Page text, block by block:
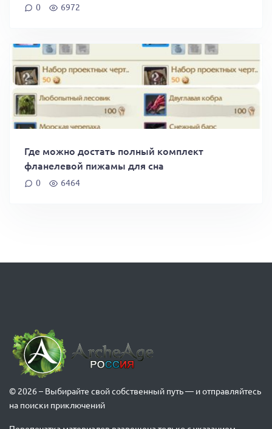
0 6972
Где можно достать полный комплект
фланелевой пижамы для сна
0 6464
© 2026 – Выбирайте свой собственный путь — и отправляйтесь
на поиски приключений